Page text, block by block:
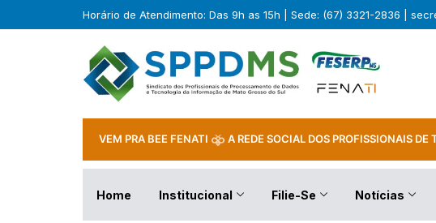
Horário de Atendimento: Das 9h as 15h | Sede: (67) 3321-2836 |
VEM PRA BEE FENATI A REDE SOCIAL DOS PROFISSIONAIS DE
Home Institucional Filie-Se Notícias